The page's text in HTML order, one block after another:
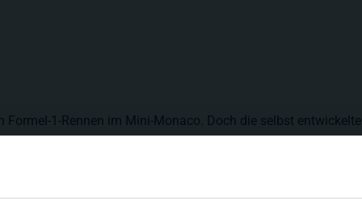
1-Rennen im Mini-Monaco. Doch die selbst
soll nun den Durchbruch bringen. Und: Im neuen Patagonien-
nochmal neu gebaut werden, weil‘s dem Chef am letzten